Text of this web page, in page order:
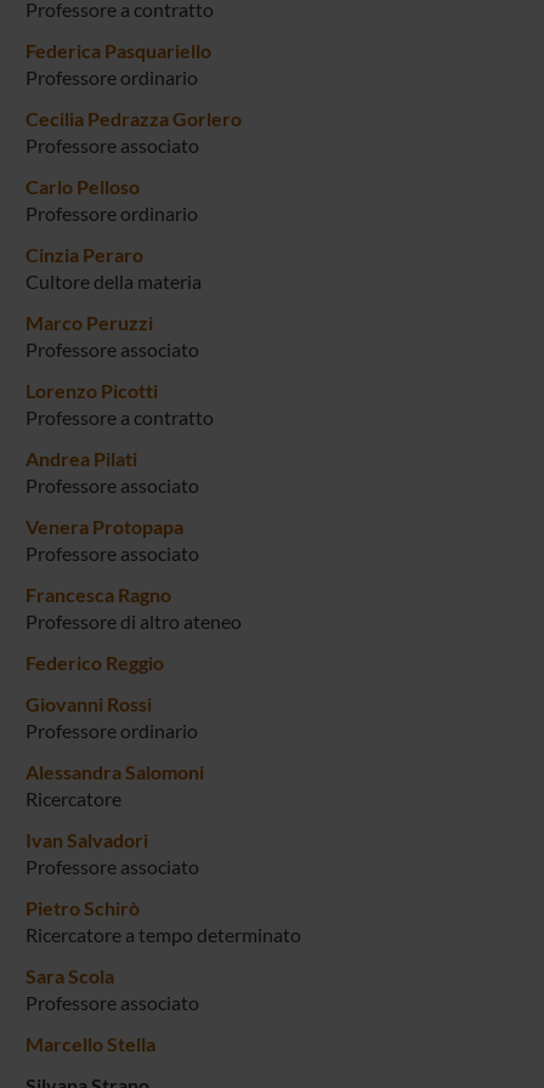
Professore a contratto
Federica Pasquariello
Professore ordinario
Cecilia Pedrazza Gorlero
Professore associato
Carlo Pelloso
Professore ordinario
Cinzia Peraro
Cultore della materia
Marco Peruzzi
Professore associato
Lorenzo Picotti
Professore a contratto
Andrea Pilati
Professore associato
Venera Protopapa
Professore associato
Francesca Ragno
Professore di altro ateneo
Federico Reggio
Giovanni Rossi
Professore ordinario
Alessandra Salomoni
Ricercatore
Ivan Salvadori
Professore associato
Pietro Schirò
Ricercatore a tempo determinato
Sara Scola
Professore associato
Marcello Stella